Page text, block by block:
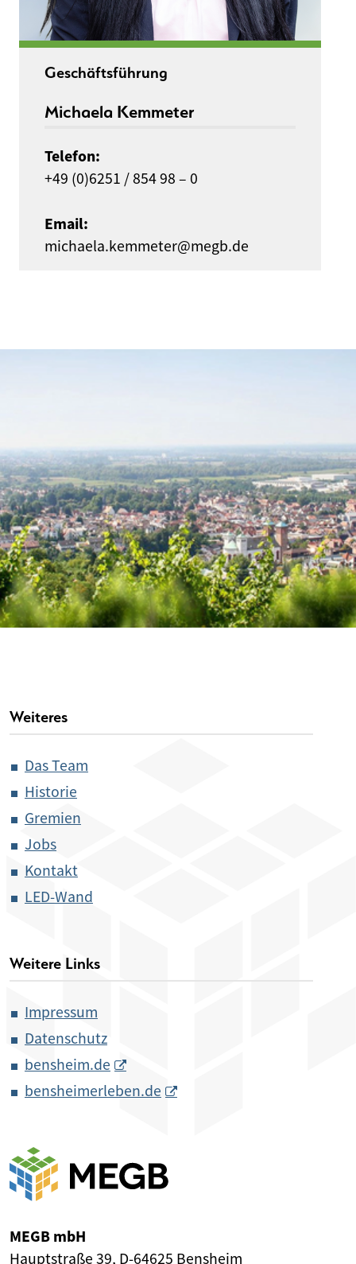
Geschäftsführung
Michaela Kemmeter
Telefon:
+49 (0)6251 / 854 98 – 0
Email:
michaela.kemmeter@megb.de
Weiteres
Das Team
Historie
Gremien
Jobs
Kontakt
LED-Wand
Weitere Links
Impressum
Datenschutz
bensheim.de
bensheimerleben.de
MEGB mbH
Hauptstraße 39, D-64625 Bensheim